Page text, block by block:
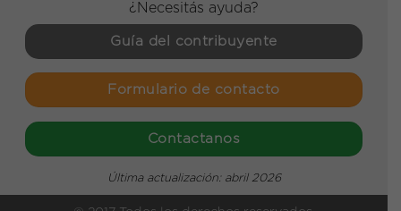
¿Necesitás ayuda?
Guía del contribuyente
Formulario de contacto
Contactanos
Última actualización: abril 2026